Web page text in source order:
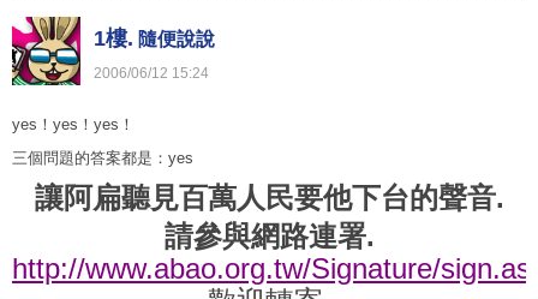
1樓. 隨便說說
2006/06/12 15:24
yes！yes！yes！
三個問題的答案都是：yes
讓阿扁聽見百萬人民要他下台的聲音.
請參與網路連署.
http://www.abao.org.tw/Signature/